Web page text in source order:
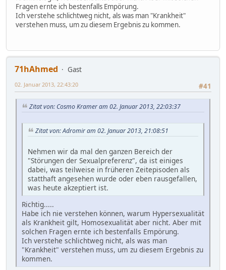
Fragen ernte ich bestenfalls Empörung.
Ich verstehe schlichtweg nicht, als was man "Krankheit"
verstehen muss, um zu diesem Ergebnis zu kommen.
71hAhmed
Gast
#41
02. Januar 2013, 22:43:20
Zitat von: Cosmo Kramer am 02. Januar 2013, 22:03:37
Zitat von: Adromir am 02. Januar 2013, 21:08:51
Nehmen wir da mal den ganzen Bereich der
"Störungen der Sexualpreferenz", da ist einiges
dabei, was teilweise in früheren Zeitepisoden als
statthaft angesehen wurde oder eben rausgefallen,
was heute akzeptiert ist.
Richtig.....
Habe ich nie verstehen können, warum Hypersexualität
als Krankheit gilt, Homosexualität aber nicht. Aber mit
solchen Fragen ernte ich bestenfalls Empörung.
Ich verstehe schlichtweg nicht, als was man
"Krankheit" verstehen muss, um zu diesem Ergebnis zu
kommen.